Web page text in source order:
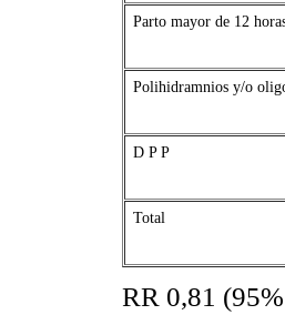
Parto mayor de 12
Polihidramnios y/o
D P P
Total
RR 0,81